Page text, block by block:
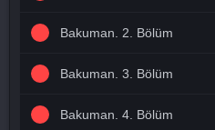
Bakuman. 2. Bölüm
Bakuman. 3. Bölüm
Bakuman. 4. Bölüm